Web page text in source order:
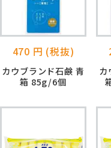
470 円 (税抜)
カウブランド石鹸 青
箱 85g/6個